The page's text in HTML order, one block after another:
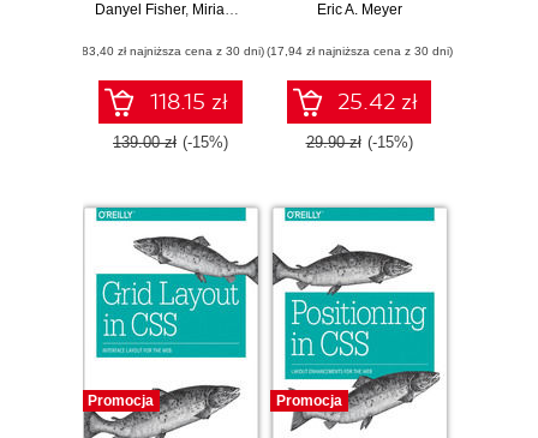
Visualization for
Danyel Fisher, Miriah Meyer
(83,40 zł najniższa cena z 30 dni)
118.15 zł
139.00 zł (-15%)
Eric A. Meyer
(17,94 zł najniższa cena z 30 dni)
25.42 zł
29.90 zł (-15%)
Promocja Promocja